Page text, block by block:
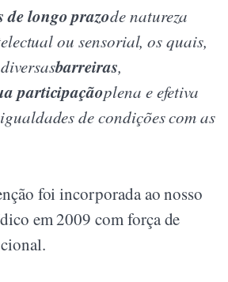
de longo prazode natureza
ou sensorial, os quais,
barreiras,
participaçãoplena e efetiva
de condições com as
foi incorporada ao nosso
em 2009 com força de